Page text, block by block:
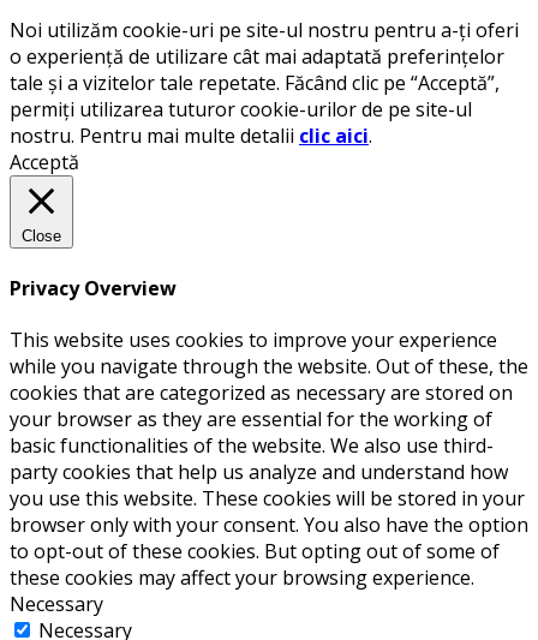
Noi utilizăm cookie-uri pe site-ul nostru pentru a-ți oferi
o experiență de utilizare cât mai adaptată preferințelor
tale și a vizitelor tale repetate. Făcând clic pe “Acceptă”,
permiți utilizarea tuturor cookie-urilor de pe site-ul
nostru. Pentru mai multe detalii clic aici.
Acceptă
Close
Privacy Overview
This website uses cookies to improve your experience
while you navigate through the website. Out of these, the
cookies that are categorized as necessary are stored on
your browser as they are essential for the working of
basic functionalities of the website. We also use third-
party cookies that help us analyze and understand how
you use this website. These cookies will be stored in your
browser only with your consent. You also have the option
to opt-out of these cookies. But opting out of some of
these cookies may affect your browsing experience.
Necessary
Necessary